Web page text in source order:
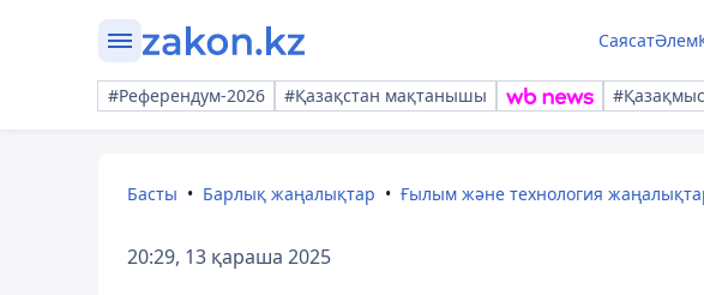
СаясатӘлем
#Референдум-2026 #Қазақстан мақтанышы #Қазақмыс
Басты Барлық жаңалықтар Ғылым және технология
20:29, 13 қараша 2025